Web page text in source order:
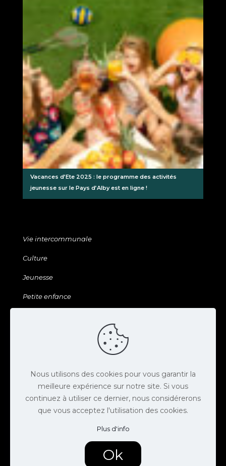
Vacances d’Ete 2025 : le programme des activités
jeunesse sur le Pays d’Alby est en ligne !
Vie intercommunale
Culture
Jeunesse
Petite enfance
Actus
Espace presse
Nous utilisons des cookies pour vous garantir la
meilleure expérience sur notre site. Si vous
continuez à utiliser ce dernier, nous considérerons
que vous acceptez l'utilisation des cookies.
Plus d'info
Ok